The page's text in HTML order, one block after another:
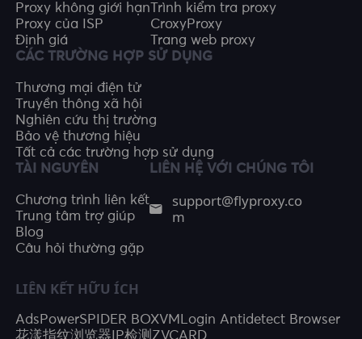
Proxy không giới hạn
Proxy của ISP
Định giá
Trình kiểm tra proxy
CroxyProxy
Trang web proxy
CÁC TRƯỜNG HỢP SỬ DỤNG
Thương mại điện tử
Truyền thông xã hội
Nghiên cứu thị trường
Bảo vệ thương hiệu
Tất cả các trường hợp sử dụng
TÀI NGUYÊN
Chương trình liên kết
Trung tâm trợ giúp
Blog
Câu hỏi thường gặp
LIÊN HỆ VỚI CHÚNG TÔI
support@flyproxy.co
m
LIÊN KẾT HỮU ÍCH
AdsPowerSPIDER BOXVMLogin Antidetect Browser
花漾指纹浏览器 IP检测 ZVCARD